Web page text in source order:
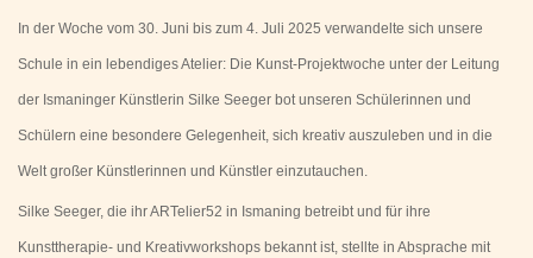
In der Woche vom 30. Juni bis zum 4. Juli 2025 verwandelte sich unsere
Schule in ein lebendiges Atelier: Die Kunst-Projektwoche unter der Leitung
der Ismaninger Künstlerin Silke Seeger bot unseren Schülerinnen und
Schülern eine besondere Gelegenheit, sich kreativ auszuleben und in die
Welt großer Künstlerinnen und Künstler einzutauchen.
Silke Seeger, die ihr ARTelier52 in Ismaning betreibt und für ihre
Kunsttherapie- und Kreativworkshops bekannt ist, stellte in Absprache mit